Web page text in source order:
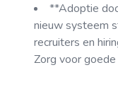
**Adoptie
nieuw systeem
recruiters en
Zorg voor